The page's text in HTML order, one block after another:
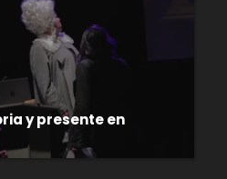
y presente en